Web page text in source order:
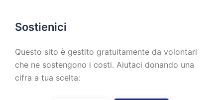
Sostienici
Questo sito è gestito gratuitamente da volontari
che ne sostengono i costi. Aiutaci donando una
cifra a tua scelta: